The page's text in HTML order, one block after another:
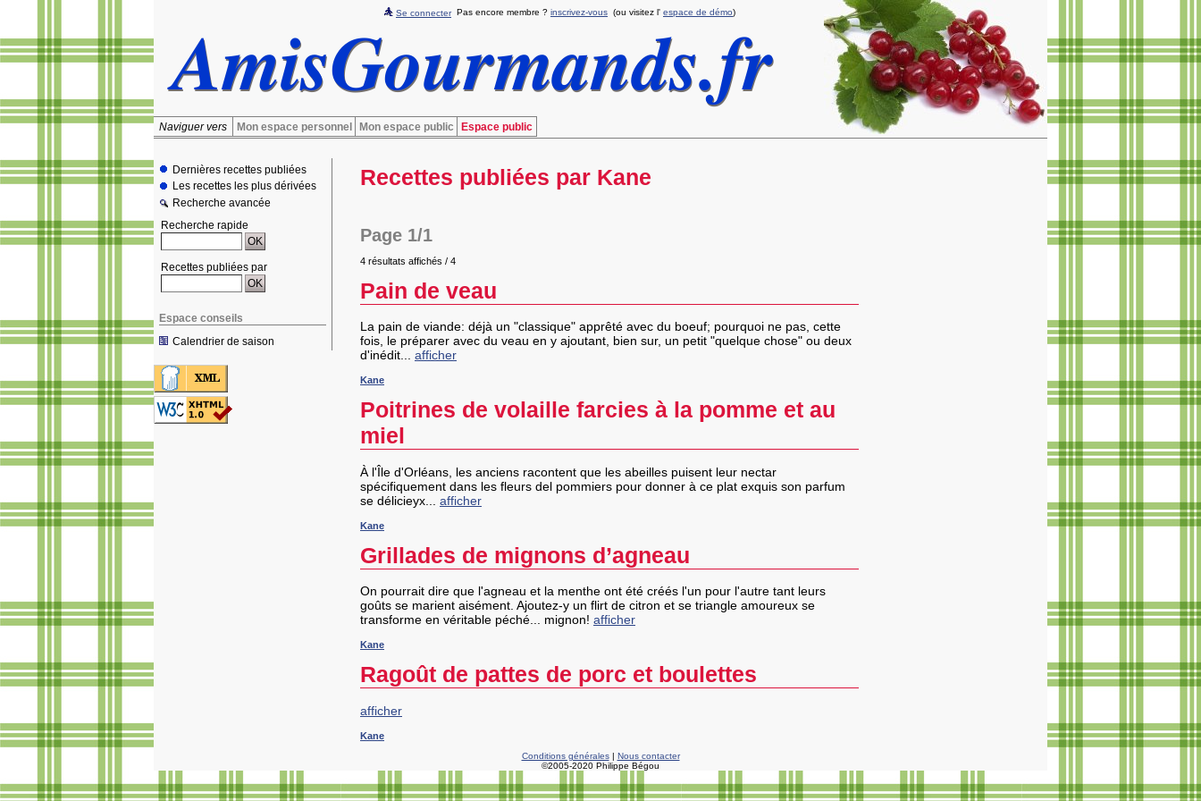
Se connecter Pas encore membre ? inscrivez-vous (ou visitez l' espace de démo)
Naviguer vers Mon espace personnel Mon espace public Espace public
Dernières recettes publiées
Les recettes les plus dérivées
Recherche avancée
Recherche rapide
Recettes publiées par
Espace conseils
Calendrier de saison
Recettes publiées par Kane
Page 1/1
4 résultats affichés / 4
Pain de veau
La pain de viande: déjà un "classique" apprêté avec du boeuf; pourquoi ne pas, cette
fois, le préparer avec du veau en y ajoutant, bien sur, un petit "quelque chose" ou deux
d'inédit... afficher
Kane
Poitrines de volaille farcies à la pomme et au
miel
À l'Île d'Orléans, les anciens racontent que les abeilles puisent leur nectar
spécifiquement dans les fleurs del pommiers pour donner à ce plat exquis son parfum
se délicieyx... afficher
Kane
Grillades de mignons d’agneau
On pourrait dire que l'agneau et la menthe ont été créés l'un pour l'autre tant leurs
goûts se marient aisément. Ajoutez-y un flirt de citron et se triangle amoureux se
transforme en véritable péché... mignon! afficher
Kane
Ragoût de pattes de porc et boulettes
afficher
Kane
Conditions générales| Nous contacter
©2005-2020 Philippe Bégou